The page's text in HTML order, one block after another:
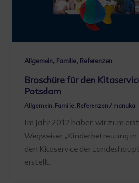
Allgemein, Familie, Referenzen
Broschüre für den
Potsdam
Allgemein, Familie, Referenzen/ manuka
Im Jahr 2012 haben wir zum
Wegweiser „Kinderbetreuung
den Kitaservice der
erstellt.